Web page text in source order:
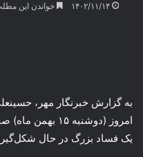
۱۴۰۲/۱۱/۱۴ خواندن این مطلب 1 دقیقه زمان
به گزارش خبرنگار مهر،
امروز (دوشنبه
یک فساد بزرگ در حال